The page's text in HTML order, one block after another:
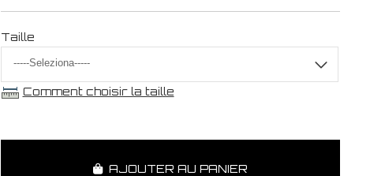
Taille
Comment choisir la taille
AJOUTER AU PANIER